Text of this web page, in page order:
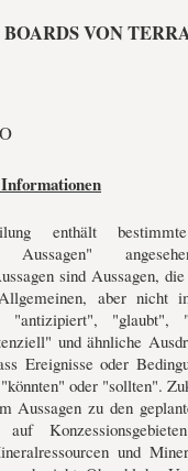
VON
enthält
Aussagen"
sind Aussagen,
aber nicht
"antizipiert", "glaubt",
und ähnliche
Ereignisse oder
oder "sollten".
Aussagen zu den
auf
und